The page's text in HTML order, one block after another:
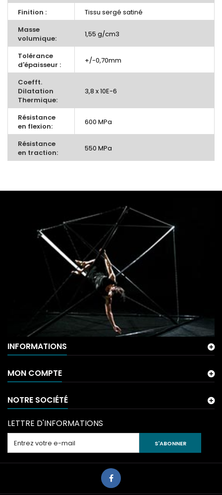
Finition :
Tissu sergé satiné
Masse
volumique:
1,55 g/cm3
Tolérance
d'épaisseur :
+/-0,70mm
Coefft.
Dilatation
Thermique:
3,8 x 10E-6
Résistance
en flexion:
600 MPa
Résistance
en traction:
550 MPa
INFORMATIONS
MON COMPTE
NOTRE SOCIÉTÉ
LETTRE D'INFORMATIONS
S'ABONNER